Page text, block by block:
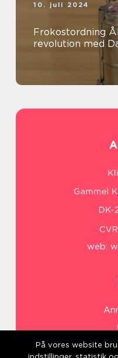
10. juli 2024
Frokostordning
revolution med
web:
På vores website